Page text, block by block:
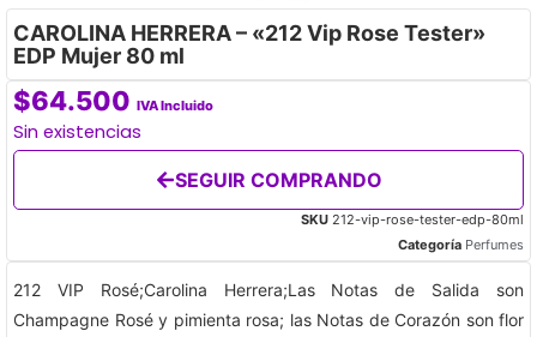
CAROLINA HERRERA – «212 Vip Rose Tester»
EDP Mujer 80 ml
$64.500 IVA Incluido
Sin existencias
SEGUIR COMPRANDO
SKU 212-vip-rose-tester-edp-80ml
Categoría Perfumes
212 VIP Rosé;Carolina Herrera;Las Notas de Salida son
Champagne Rosé y pimienta rosa; las Notas de Corazón son flor